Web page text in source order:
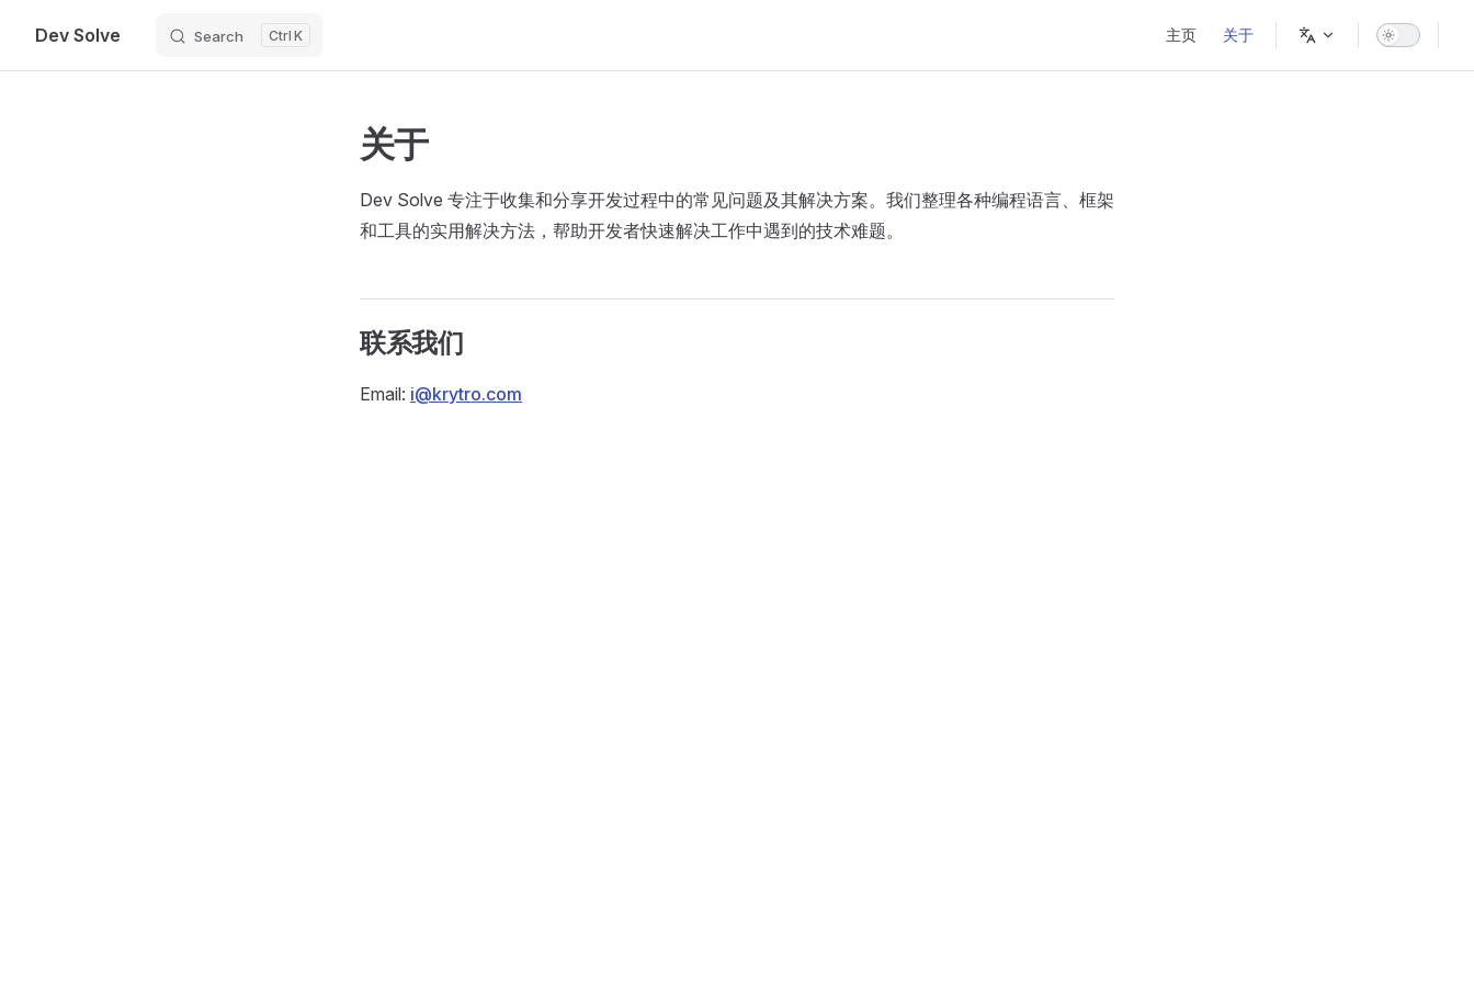
Skip to content
Dev Solve Search K 主页 关于
关于
Dev Solve 专注于收集和分享开发过程中的常见问题及其解决方案。我们整理各种编程语言、框架
和工具的实用解决方法，帮助开发者快速解决工作中遇到的技术难题。
联系我们
Email: i@krytro.com